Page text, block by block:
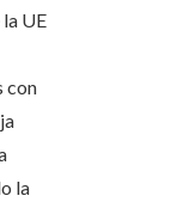
UE
con
la